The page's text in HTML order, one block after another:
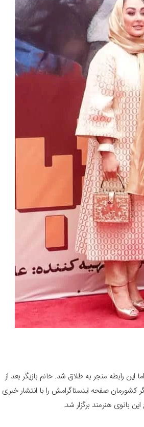
در سال 1376 در 20 سالگی ازدواج کرد اما این رابطه منجر به طلاق شد. خانم بازیگر بعد از
ماه 97 بود که الهام حمیدی بازیگر کشورمان صفحه اینستاگرامش را با انتشار خبری